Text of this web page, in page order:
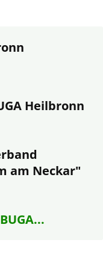
Heilbronn
am Neckar"